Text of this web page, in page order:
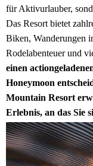
für Aktivurlauber,
Das Resort bietet
Biken, Wanderungen
Rodelabenteuer und
einen
Honeymoon
Mountain Resort
Erlebnis, an das Sie